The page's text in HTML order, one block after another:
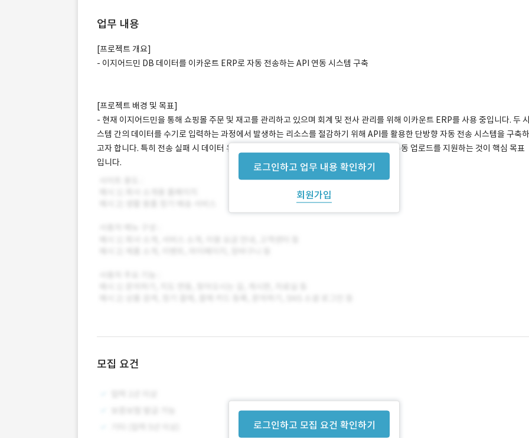
업무 내용
로그인하고 업무 내용 확인하기
회원가입
[프로젝트 개요]
- 이지어드민 DB 데이터를 이카운트 ERP로 자동 전송하는 API 연동 시스템 구축
[프로젝트 배경 및 목표]
- 현재 이지어드민을 통해 쇼핑몰 주문 및 재고를 관리하고 있으며 회계 및 전사 관리를 위해 이카운트 ERP를 사용 중입니다. 두
스템 간의 데이터를 수기로 입력하는 과정에서 발생하는 리소스를 절감하기 위해 API를 활용한 단방향 자동 전송 시스템을 구축하
고자 합니다. 특히 전송 실패 시 데이터 유실을 막기 위해 전용 PC에 백업 DB를 구축하고 수동 업로드를 지원하는 것이 핵심 목표
입니다.
모집 요건
로그인하고 모집 요건 확인하기